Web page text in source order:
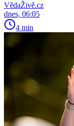
VědaŽivě.cz
dnes, 06:05
4 min